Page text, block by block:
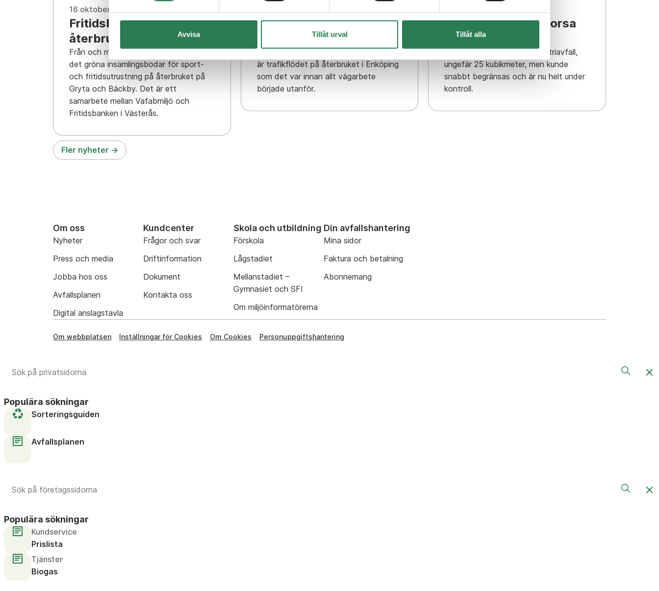
Avvisa Tillåt urval Tillåt alla
16 oktober 2025
Fritidsbanken på
återbruket
Från och med fredag 17 oktober finns
det gröna insamlingsbodar för sport-
och fritidsutrustning på återbruket på
Gryta och Bäckby. Det är ett
samarbete mellan Vafabmiljö och
Fritidsbanken i Västerås.
Återbruket Enköping
återgår till normal trafik
Från och med måndag den 6 oktober
är trafikflödet på återbruket i Enköping
som det var innan allt vägarbete
började utanför.
Mindre brand på Norsa
avfallsanläggning
Branden hade startat i industriavfall,
ungefär 25 kubikmeter, men kunde
snabbt begränsas och är nu helt under
kontroll.
Fler nyheter
Om oss
Nyheter
Press och media
Jobba hos oss
Avfallsplanen
Digital anslagstavla
Kundcenter
Frågor och svar
Driftinformation
Dokument
Kontakta oss
Skola och utbildning
Förskola
Lågstadiet
Mellanstadiet –
Gymnasiet och SFI
Om miljöinformatörerna
Din avfallshantering
Mina sidor
Faktura och betalning
Abonnemang
Om webbplatsen Inställningar för Cookies Om Cookies Personuppgiftshantering
Populära sökningar
Sorteringsguiden
Avfallsplanen
Populära sökningar
Kundservice
Prislista
Tjänster
Biogas